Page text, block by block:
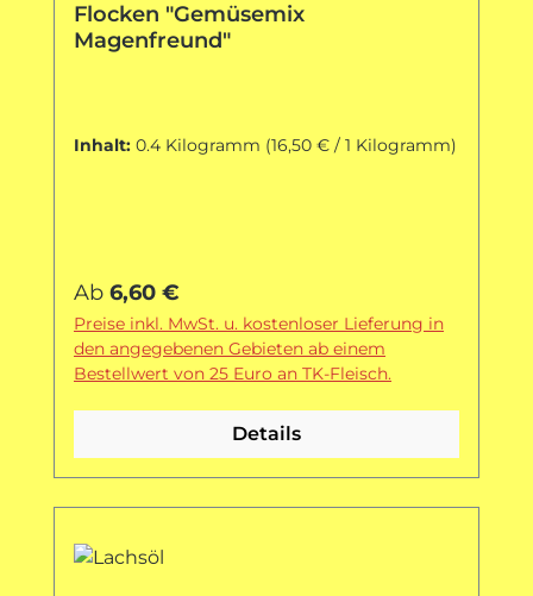
Flocken "Gemüsemix
Magenfreund"
Inhalt: 0.4 Kilogramm (16,50 € / 1 Kilogramm)
Regulärer Preis:
Ab 6,60 €
Preise inkl. MwSt. u. kostenloser Lieferung in
den angegebenen Gebieten ab einem
Bestellwert von 25 Euro an TK-Fleisch.
Details